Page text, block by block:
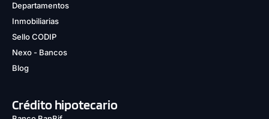
Departamentos
Inmobiliarias
Sello CODIP
Nexo - Bancos
Blog
Crédito hipotecario